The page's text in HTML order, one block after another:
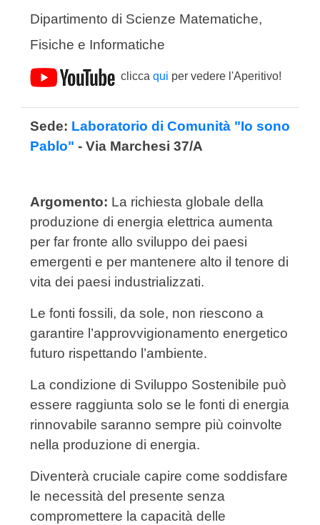
Dipartimento di Scienze Matematiche,
Fisiche e Informatiche
clicca qui per vedere l'Aperitivo!
Sede: Laboratorio di Comunità "Io sono
Pablo" - Via Marchesi 37/A
Argomento: La richiesta globale della
produzione di energia elettrica aumenta
per far fronte allo sviluppo dei paesi
emergenti e per mantenere alto il tenore di
vita dei paesi industrializzati.
Le fonti fossili, da sole, non riescono a
garantire l’approvvigionamento energetico
futuro rispettando l’ambiente.
La condizione di Sviluppo Sostenibile può
essere raggiunta solo se le fonti di energia
rinnovabile saranno sempre più coinvolte
nella produzione di energia.
Diventerà cruciale capire come soddisfare
le necessità del presente senza
compromettere la capacità delle